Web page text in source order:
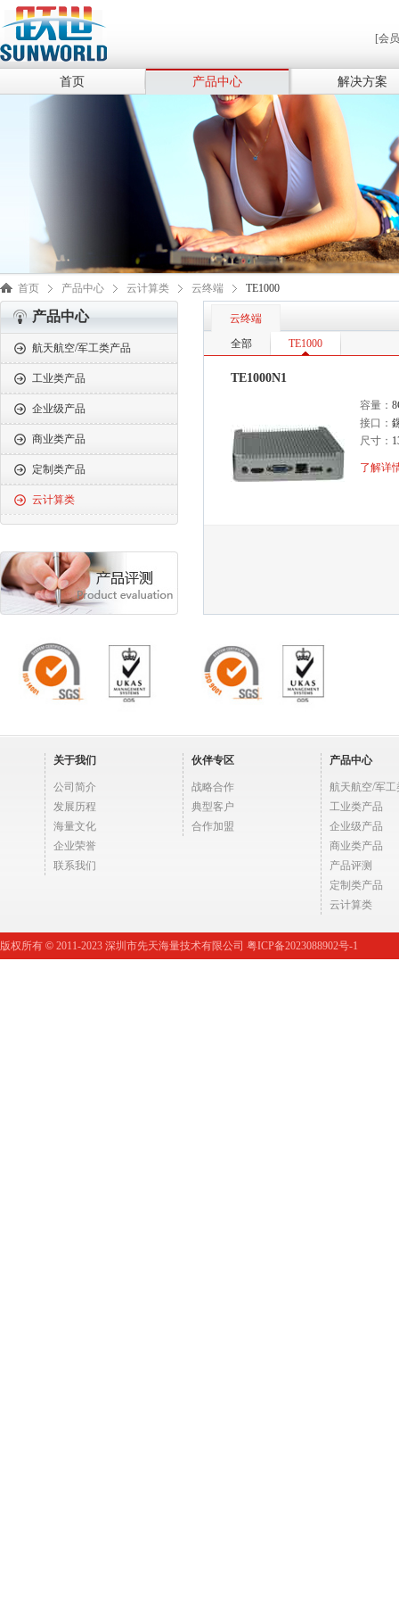
[会
首页 产品中心 解决方案
首页 产品中心 云计算类 云终端 TE1000
产品中心
航天航空/军工类产品
工业类产品
企业级产品
商业类产品
定制类产品
云计算类
云终端
全部
TE1000
TE1000N1
容量：
接口：
尺寸：
了解详
关于我们
公司简介
发展历程
海量文化
企业荣誉
联系我们
伙伴专区
战略合作
典型客户
合作加盟
产品中心
航天航空/军工
工业类产品
企业级产品
商业类产品
产品评测
定制类产品
云计算类
版权所有 © 2011-2023 深圳市先天海量技术有限公司 粤ICP备2023088902号-1